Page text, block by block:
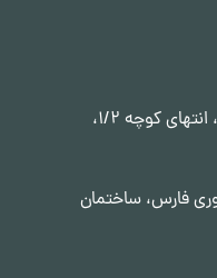
شیراز، بلوار آفرینش، خیابان جاوید، انتهای کوچه 1/2،
فارس، ساختمان